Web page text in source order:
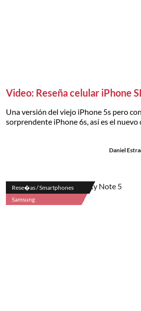
Video: Reseña celular iPhone
Una versión del viejo iPhone 5s pero
sorprendente iPhone 6s, así es el nuevo
Daniel
Rese�as / Smartphones
Samsung